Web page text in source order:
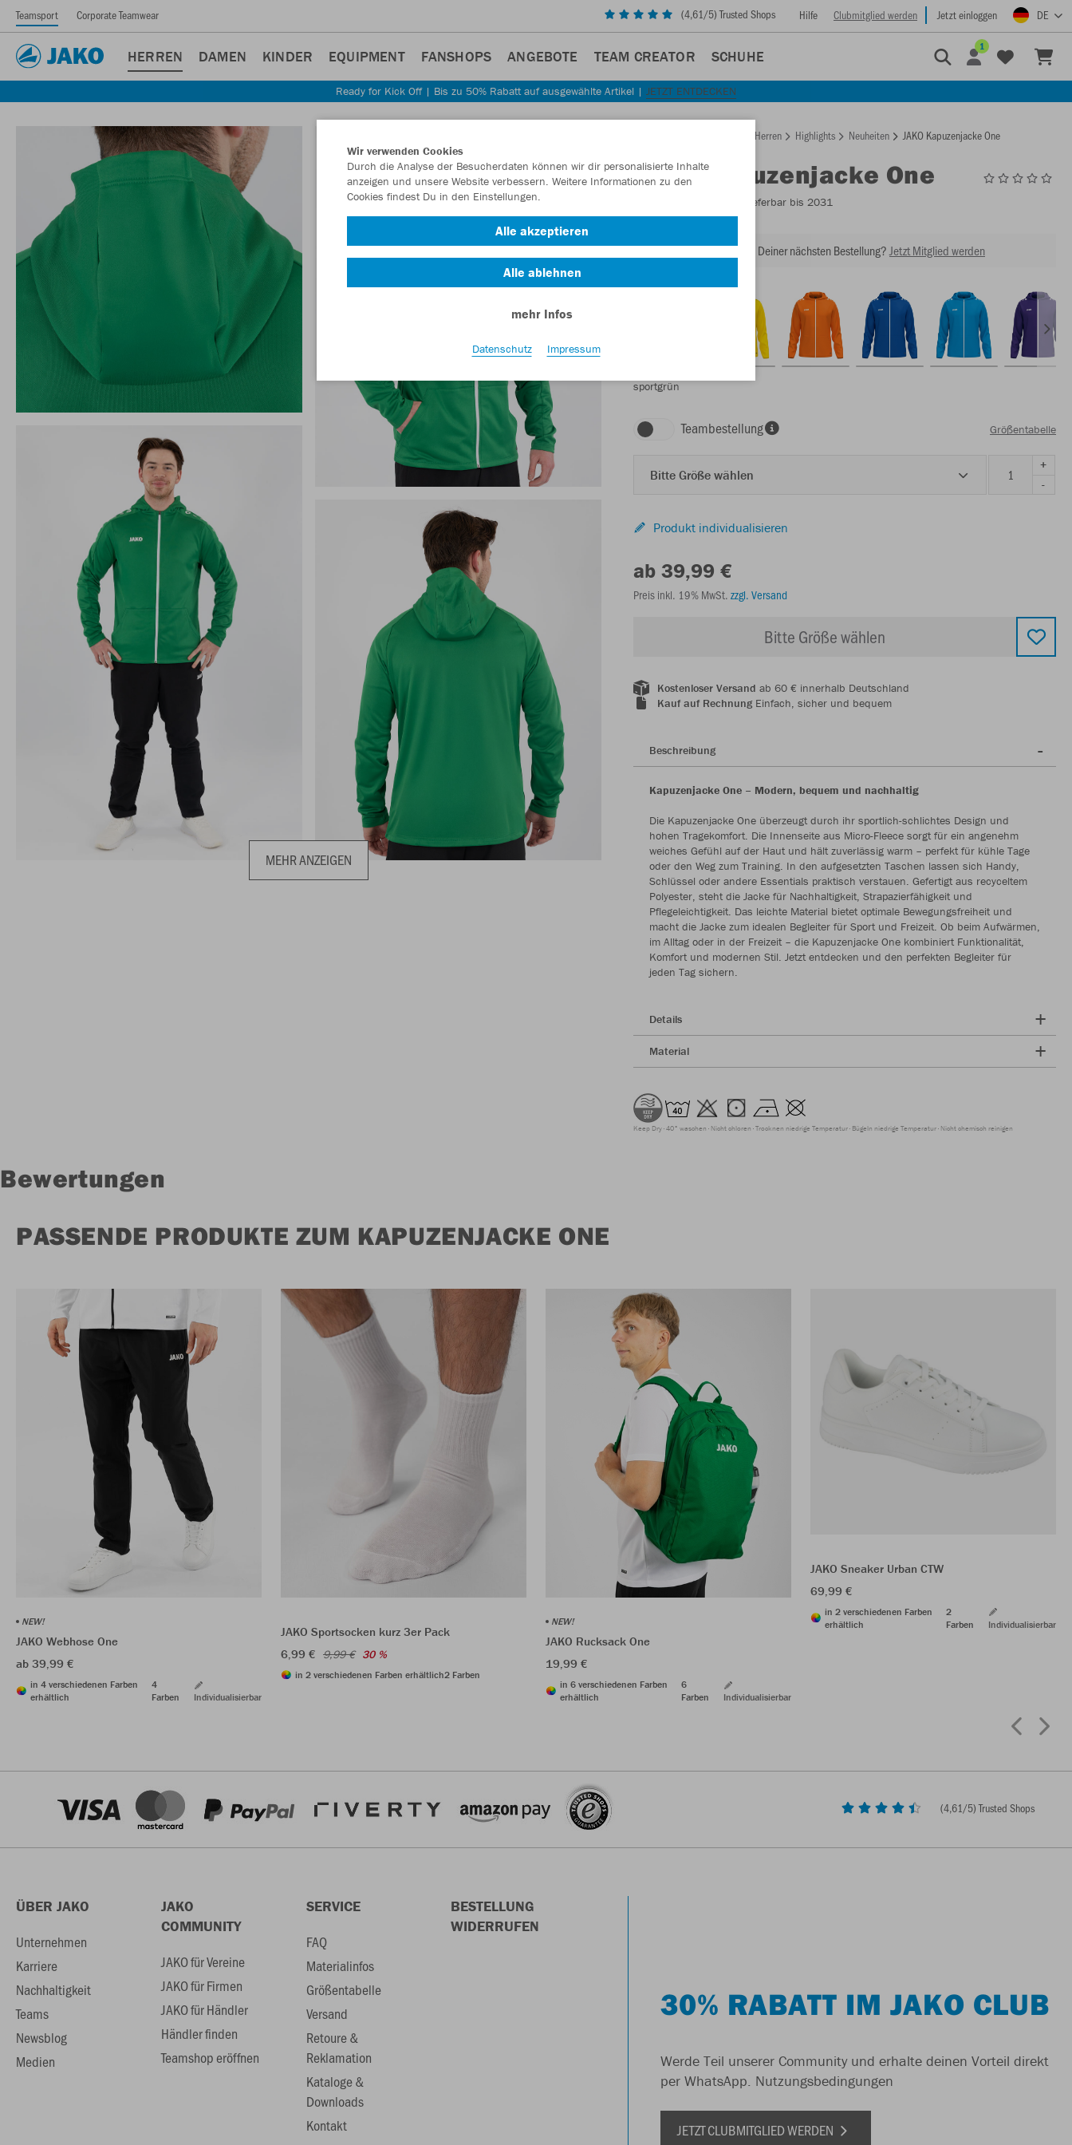
Teamsport Corporate Teamwear (4,61/5) Trusted Shops Hilfe Clubmitglied werden Jetzt einloggen DE
HERREN DAMEN KINDER EQUIPMENT FANSHOPS ANGEBOTE TEAM CREATOR SCHUHE
1
Ready for Kick Off | Bis zu 50% Rabatt auf ausgewählte Artikel | JETZT ENTDECKEN
MEHR ANZEIGEN
Herren Highlights Neuheiten JAKO Kapuzenjacke One
JAKOKapuzenjacke One
- Lieferbar bis 2031
Lust auf 30% Rabatt bei Deiner nächsten Bestellung? Jetzt Mitglied werden
sportgrün
Teambestellung Größentabelle
Bitte Größe wählen
+
-
Produkt individualisieren
ab 39,99 €
Preis inkl. 19% MwSt. zzgl. Versand
Bitte Größe wählen
Kostenloser Versand ab 60 € innerhalb Deutschland
Kauf auf RechnungEinfach, sicher und bequem
Beschreibung
Kapuzenjacke One – Modern, bequem und nachhaltig
Die Kapuzenjacke One überzeugt durch ihr sportlich-schlichtes Design und
hohen Tragekomfort. Die Innenseite aus Micro-Fleece sorgt für ein angenehm
weiches Gefühl auf der Haut und hält zuverlässig warm – perfekt für kühle Tage
oder den Weg zum Training. In den aufgesetzten Taschen lassen sich Handy,
Schlüssel oder andere Essentials praktisch verstauen. Gefertigt aus recyceltem
Polyester, steht die Jacke für Nachhaltigkeit, Strapazierfähigkeit und
Pflegeleichtigkeit. Das leichte Material bietet optimale Bewegungsfreiheit und
macht die Jacke zum idealen Begleiter für Sport und Freizeit. Ob beim Aufwärmen,
im Alltag oder in der Freizeit – die Kapuzenjacke One kombiniert Funktionalität,
Komfort und modernen Stil. Jetzt entdecken und den perfekten Begleiter für
jeden Tag sichern.
Details
Material
Keep Dry 40° waschen Nicht chloren Trocknen niedrige Temperatur Bügeln niedrige Temperatur Nicht chemisch reinigen
Bewertungen
PASSENDE PRODUKTE ZUM KAPUZENJACKE ONE
NEW!
JAKO Webhose One
ab 39,99 €
in 4 verschiedenen Farben
erhältlich
4
Farben
Individualisierbar
JAKO Sportsocken kurz 3er Pack
6,99 € 9,99 € 30 %
in 2 verschiedenen Farben erhältlich2 Farben
NEW!
JAKO Rucksack One
19,99 €
in 6 verschiedenen Farben
erhältlich
6
Farben
Individualisierbar
JAKO Sneaker Urban CTW
69,99 €
in 2 verschiedenen Farben
erhältlich
2
Farben
Individualisierbar
(4,61/5) Trusted Shops
ÜBER JAKO
Unternehmen
Karriere
Nachhaltigkeit
Teams
Newsblog
Medien
JAKO
COMMUNITY
JAKO für Vereine
JAKO für Firmen
JAKO für Händler
Händler finden
Teamshop eröffnen
SERVICE
FAQ
Materialinfos
Größentabelle
Versand
Retoure &
Reklamation
Kataloge &
Downloads
Kontakt
BESTELLUNG
WIDERRUFEN
30% RABATT IM JAKO CLUB
Werde Teil unserer Community und erhalte deinen Vorteil direkt
per WhatsApp. Nutzungsbedingungen
JETZT CLUBMITGLIED WERDEN
Wir verwenden Cookies
Durch die Analyse der Besucherdaten können wir dir personalisierte Inhalte
anzeigen und unsere Website verbessern. Weitere Informationen zu den
Cookies findest Du in den Einstellungen.
Alle akzeptieren
Alle ablehnen
mehr Infos
Datenschutz Impressum